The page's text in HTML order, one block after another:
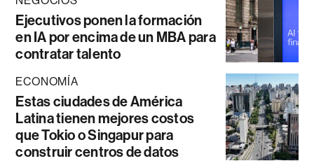
Ejecutivos ponen la formación
en IA por encima de un MBA para
contratar talento
ECONOMÍA
Estas ciudades de América
Latina tienen mejores costos
que Tokio o Singapur para
construir centros de datos